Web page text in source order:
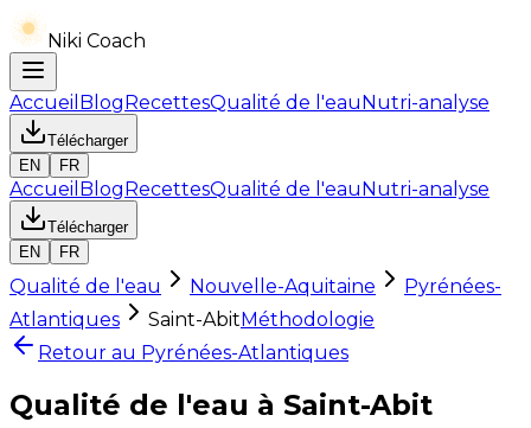
Niki Coach
Accueil BlogRecettesQualité de l'eauNutri-analyse
Télécharger
EN
FR
Accueil BlogRecettesQualité de l'eauNutri-analyse
Télécharger
EN
FR
Qualité de l'eau Nouvelle-Aquitaine
Pyrénées-
Atlantiques
Saint-AbitMéthodologie
Retour au Pyrénées-Atlantiques
Qualité de l'eau à Saint-Abit